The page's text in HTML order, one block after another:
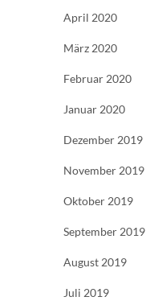
April 2020
März 2020
Februar 2020
Januar 2020
Dezember 2019
November 2019
Oktober 2019
September 2019
August 2019
Juli 2019